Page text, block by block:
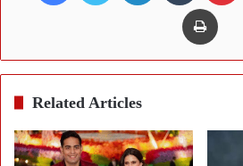
Print
Related Articles